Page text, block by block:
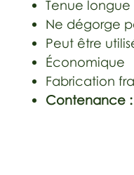
Tenue
Ne dégorge
Peut être
Économique
Fabrication
Contenance :